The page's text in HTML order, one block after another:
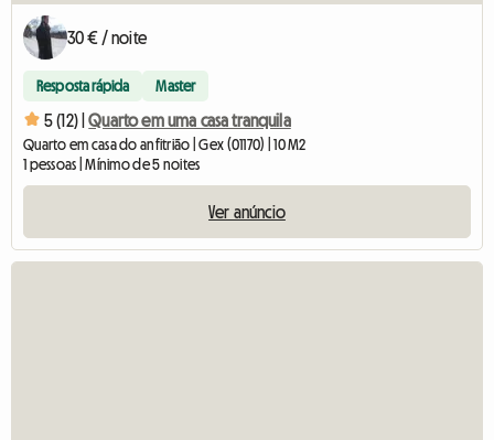
30 € / noite
Resposta rápida Master
5 (12) | Quarto em uma casa tranquila
Quarto em casa do anfitrião | Gex (01170) | 10 M2
1 pessoas | Mínimo de 5 noites
Ver anúncio